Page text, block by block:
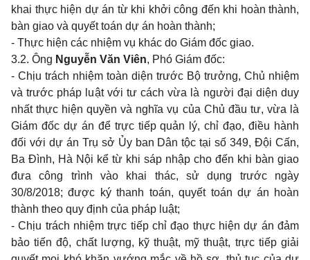
khai thực hiện dự án từ khi khởi công đến khi hoàn thành,
bàn giao và quyết toán dự án hoàn thành;
- Thực hiện các nhiệm vụ khác do Giám đốc giao.
3.2. Ông Nguyễn Văn Viên, Phó Giám đốc:
- Chịu trách nhiệm toàn diện trước Bộ trưởng, Chủ nhiệm
và trước pháp luật với tư cách vừa là người đại diện duy
nhất thực hiện quyền và nghĩa vụ của Chủ đầu tư, vừa là
Giám đốc dự án để trực tiếp quản lý, chỉ đạo, điều hành
đối với dự án Trụ sở Ủy ban Dân tộc tại số 349, Đội Cấn,
Ba Đình, Hà Nội kể từ khi sáp nhập cho đến khi bàn giao
đưa công trình vào khai thác, sử dụng trước ngày
30/8/2018; được ký thanh toán, quyết toán dự án hoàn
thành theo quy định của pháp luật;
- Chịu trách nhiệm trực tiếp chỉ đạo thực hiện dự án đảm
bảo tiến độ, chất lượng, kỹ thuật, mỹ thuật, trực tiếp giải